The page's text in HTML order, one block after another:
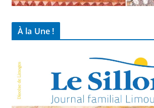
À la Une !